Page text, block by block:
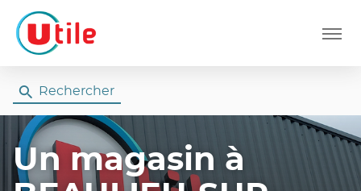
Menu
Rechercher
Un magasin à